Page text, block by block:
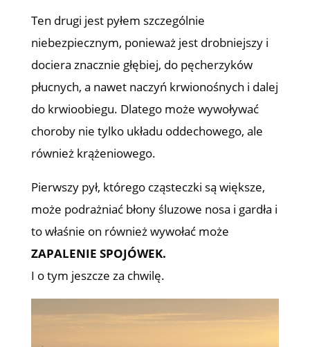
Ten drugi jest pyłem szczególnie
niebezpiecznym, ponieważ jest drobniejszy i
dociera znacznie głębiej, do pęcherzyków
płucnych, a nawet naczyń krwionośnych i dalej
do krwioobiegu. Dlatego może wywoływać
choroby nie tylko układu oddechowego, ale
również krążeniowego.
Pierwszy pył, którego cząsteczki są większe,
może podrażniać błony śluzowe nosa i gardła i
to właśnie on również wywołać może
ZAPALENIE SPOJÓWEK.
I o tym jeszcze za chwilę.